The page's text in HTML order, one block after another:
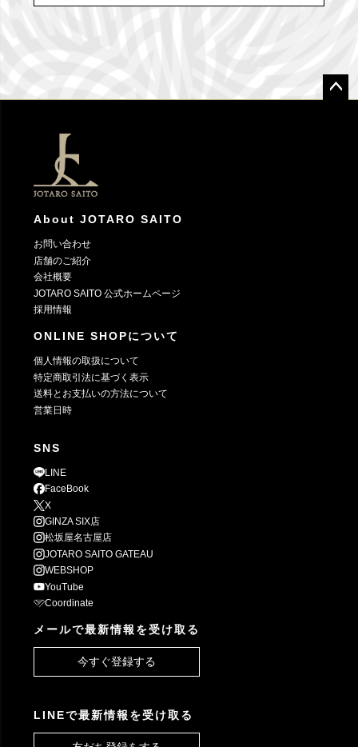
About JOTARO SAITO
お問い合わせ
店舗のご紹介
会社概要
JOTARO SAITO 公式ホームページ
採用情報
ONLINE SHOPについて
個人情報の取扱について
特定商取引法に基づく表示
送料とお支払いの方法について
営業日時
SNS
LINE
FaceBook
X
GINZA SIX店
松坂屋名古屋店
JOTARO SAITO GATEAU
WEBSHOP
YouTube
Coordinate
メールで最新情報を受け取る
今すぐ登録する
LINEで最新情報を受け取る